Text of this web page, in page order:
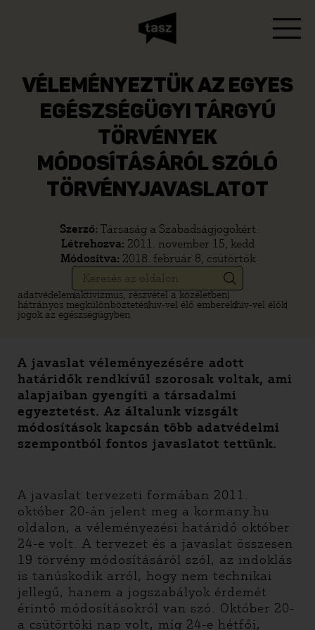
VÉLEMÉNYEZTÜK AZ EGYES
EGÉSZSÉGÜGYI TÁRGYÚ
TÖRVÉNYEK
MÓDOSÍTÁSÁRÓL SZÓLÓ
TÖRVÉNYJAVASLATOT
Szerző: Társaság a Szabadságjogokért
Létrehozva: 2011. november 15, kedd
Módosítva: 2018. február 8, csütörtök
adatvédelemaktivizmus, részvétel a közéletben
hátrányos megkülönböztetéshiv-vel élő emberekhiv-vel élők
jogok az egészségügyben
A javaslat véleményezésére adott
határidők rendkívűl szorosak voltak, ami
alapjaiban gyengíti a társadalmi
egyeztetést. Az általunk vizsgált
módosítások kapcsán több adatvédelmi
szempontból fontos javaslatot tettünk.
A javaslat tervezeti formában 2011.
október 20-án jelent meg a kormany.hu
oldalon, a véleményezési határidő október
24-e volt. A tervezet és a javaslat összesen
19 törvény módosításáról szól, az indoklás
is tanúskodik arról, hogy nem technikai
jellegű, hanem a jogszabályok érdemét
érintő módosításokról van szó. Október 20-
a csütörtöki nap volt, míg 24-e hétfői,